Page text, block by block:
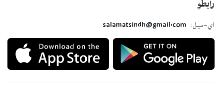
رابطو
اي-ميل:
salamatsindh@gmail.com